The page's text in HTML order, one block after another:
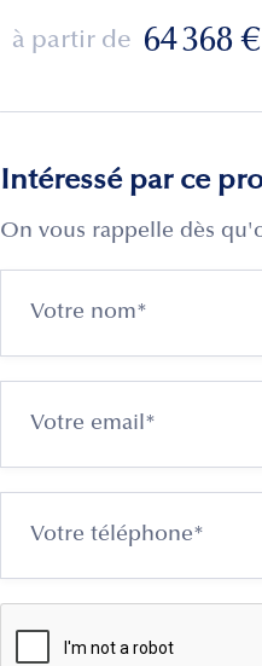
à partir de 64 368 €
Intéressé par ce
On vous rappelle dès